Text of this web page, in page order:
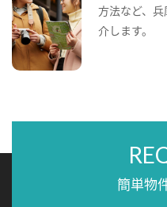
方法など、
介します。
簡単物